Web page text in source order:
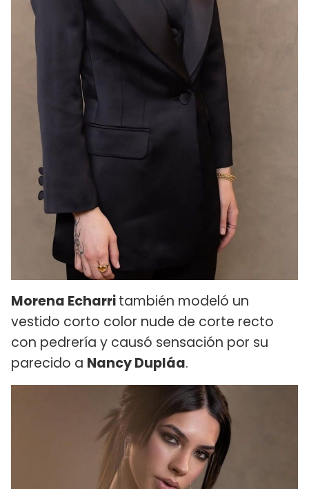
Morena Echarritambién modeló un
vestido corto color nude de corte recto
con pedrería y causó sensación por su
parecido a Nancy Dupláa.